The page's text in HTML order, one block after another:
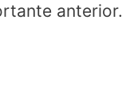
anterior.